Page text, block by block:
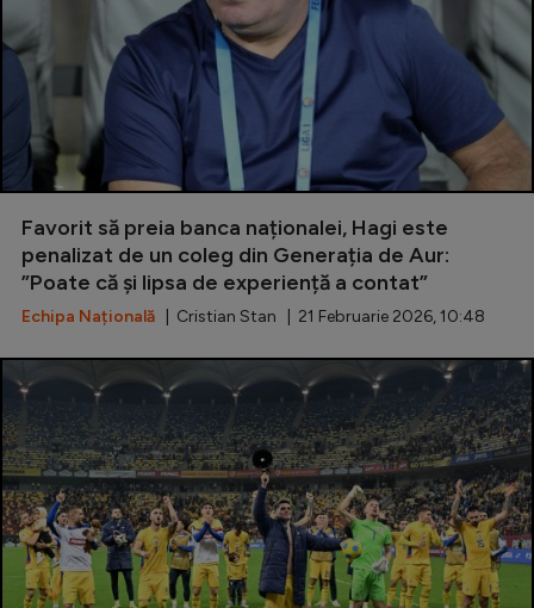
Favorit să preia banca naționalei, Hagi este
penalizat de un coleg din Generația de Aur:
”Poate că și lipsa de experiență a contat”
Echipa Națională | Cristian Stan | 21 Februarie 2026, 10:48